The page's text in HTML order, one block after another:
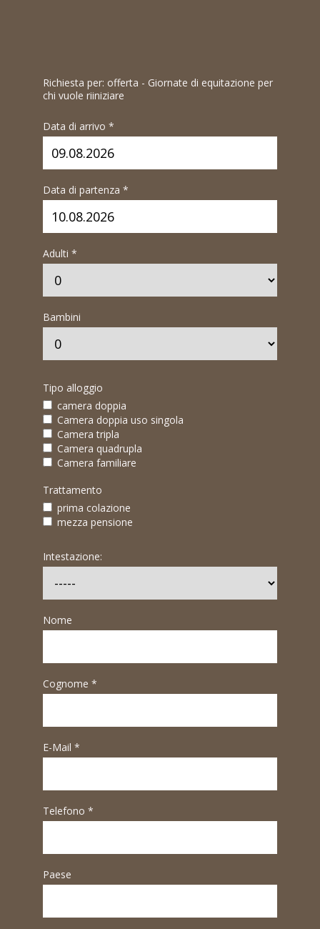
Richiesta per: offerta - Giornate di equitazione per
chi vuole riiniziare
Data di arrivo *
Data di partenza *
Adulti *
Bambini
Tipo alloggio
camera doppia
Camera doppia uso singola
Camera tripla
Camera quadrupla
Camera familiare
Trattamento
prima colazione
mezza pensione
Intestazione:
Nome
Cognome *
E-Mail *
Telefono *
Paese